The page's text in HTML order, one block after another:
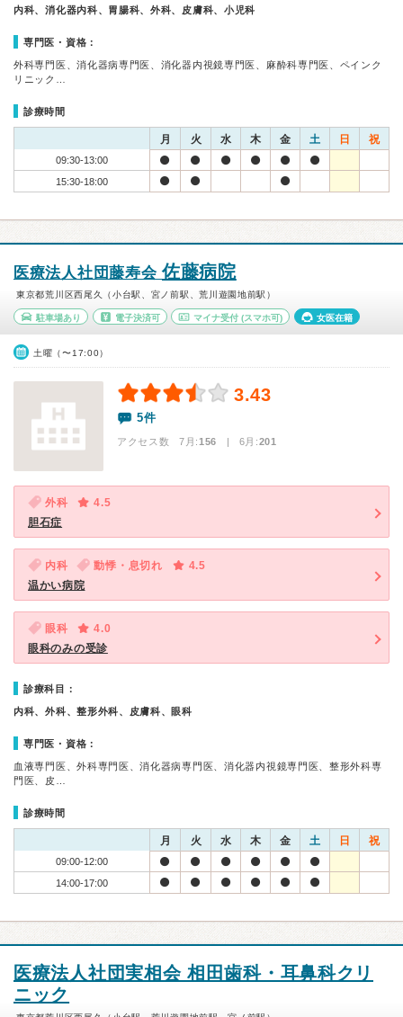
内科、消化器内科、胃腸科、外科、皮膚科、小児科
専門医・資格：
外科専門医、消化器病専門医、消化器内視鏡専門医、麻酔科専門医、ペインク
リニック…
診療時間
月 火 水 木 金 土 日 祝
09:30-13:00
15:30-18:00
医療法人社団藤寿会佐藤病院
東京都荒川区西尾久（小台駅、宮ノ前駅、荒川遊園地前駅）
駐車場あり 電子決済可 マイナ受付 (スマホ可) 女医在籍
土曜（〜17:00）
3.43
5件
アクセス数 7月:156 | 6月:201
外科
4.5
胆石症
内科 動悸・息切れ
4.5
温かい病院
眼科
4.0
眼科のみの受診
診療科目：
内科、外科、整形外科、皮膚科、眼科
専門医・資格：
血液専門医、外科専門医、消化器病専門医、消化器内視鏡専門医、整形外科専
門医、皮…
診療時間
月 火 水 木 金 土 日 祝
09:00-12:00
14:00-17:00
医療法人社団実相会 相田歯科・耳鼻科クリ
ニック